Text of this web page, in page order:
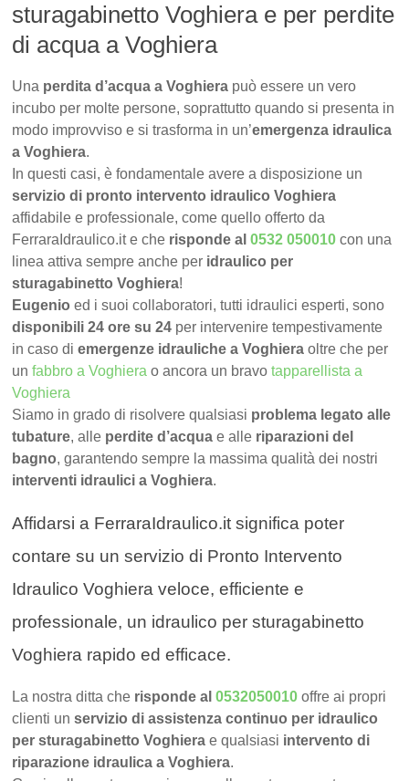
sturagabinetto Voghiera e per perdite
di acqua a Voghiera
Una perdita d’acqua a Voghiera può essere un vero
incubo per molte persone, soprattutto quando si presenta in
modo improvviso e si trasforma in un’emergenza idraulica
a Voghiera.
In questi casi, è fondamentale avere a disposizione un
servizio di pronto intervento idraulico Voghiera
affidabile e professionale, come quello offerto da
FerraraIdraulico.it e che risponde al0532 050010 con una
linea attiva sempre anche per idraulico per
sturagabinetto Voghiera!
Eugenio ed i suoi collaboratori, tutti idraulici esperti, sono
disponibili 24 ore su 24 per intervenire tempestivamente
in caso diemergenze idrauliche a Voghieraoltre che per
unfabbro a Voghiera o ancora un bravotapparellista a
Voghiera
Siamo in grado di risolvere qualsiasi problema legato alle
tubature, alle perdite d’acqua e alle riparazioni del
bagno, garantendo sempre la massima qualità dei nostri
interventi idraulici a Voghiera.
Affidarsi a FerraraIdraulico.it significa poter
contare su un servizio di Pronto Intervento
Idraulico Voghiera veloce, efficiente e
professionale, un idraulico per sturagabinetto
Voghiera rapido ed efficace.
La nostra ditta che risponde al0532050010 offre ai propri
clienti unservizio di assistenza continuo per idraulico
per sturagabinetto Voghiera e qualsiasi intervento di
riparazione idraulica a Voghiera.